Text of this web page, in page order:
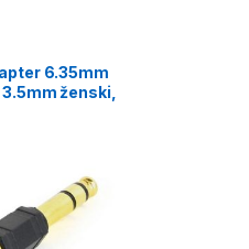
6.35mm
ženski,